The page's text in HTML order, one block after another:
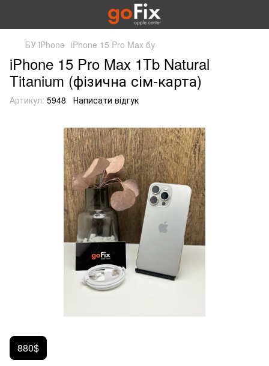
БУ iPhone iPhone 15 Pro Max бу
iPhone 15 Pro Max 1Tb Natural
Titanium (фізична сім-карта)
Артикул: 5948 Написати відгук
880$